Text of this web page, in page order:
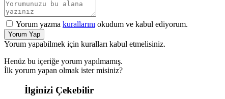
Yorum yazma kurallarını okudum ve kabul ediyorum.
Yorum Yap
Yorum yapabilmek için kuralları kabul etmelisiniz.
Henüz bu içeriğe yorum yapılmamış.
İlk yorum yapan olmak ister misiniz?
İlginizi Çekebilir